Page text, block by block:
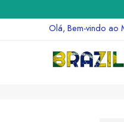
Olá, Bem-vindo ao